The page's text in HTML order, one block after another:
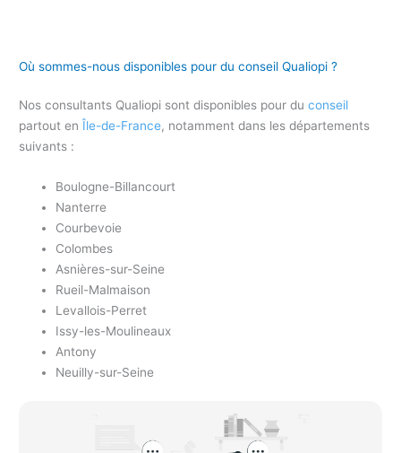
Où sommes-nous disponibles pour du conseil Qualiopi ?
Nos consultants Qualiopi sont disponibles pour duconseil
partout enÎle-de-France, notamment dans les départements
suivants :
Boulogne-Billancourt
Nanterre
Courbevoie
Colombes
Asnières-sur-Seine
Rueil-Malmaison
Levallois-Perret
Issy-les-Moulineaux
Antony
Neuilly-sur-Seine